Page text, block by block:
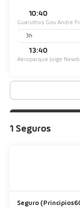
10:40
Guarulhos Gov Andre
3h
13:40
Aeroparque Jorge
1 Seguros
Seguro